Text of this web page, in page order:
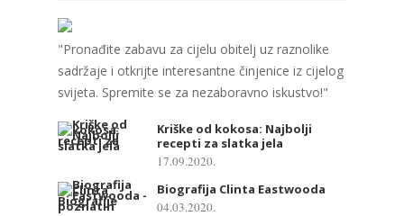
"Pronađite zabavu za cijelu obitelj uz raznolike
sadržaje i otkrijte interesantne činjenice iz cijelog
svijeta. Spremite se za nezaboravno iskustvo!"
Kriške od kokosa: Najbolji
recepti za slatka jela
17.09.2020.
Biografija Clinta Eastwooda
04.03.2020.